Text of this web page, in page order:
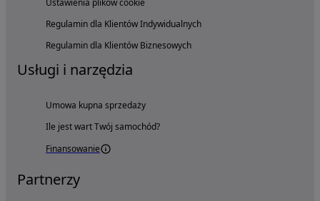
Regulamin dla Klientów Indywidualnych
Regulamin dla Klientów Biznesowych
Usługi i narzędzia
Umowa kupna sprzedaży
Ile jest wart Twój samochód?
Finansowanie
Partnerzy